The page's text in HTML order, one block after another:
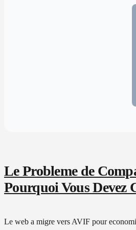
Le Probleme de
Pourquoi Vous Devez
Le web a migre vers AVIF pour